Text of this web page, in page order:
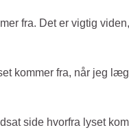
fra. Det er vigtig
kommer fra, når jeg
side hvorfra lyset